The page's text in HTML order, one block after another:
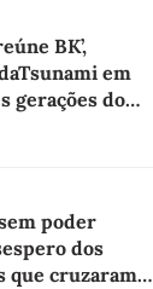
BK’,
em
gerações do
poder
dos
cruzaram a